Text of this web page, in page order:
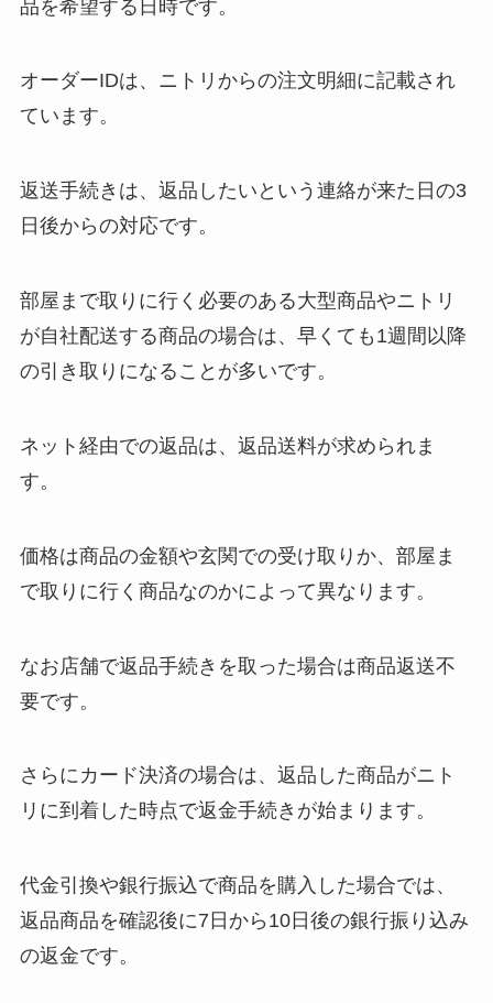
品を希望する日時です。
オーダーIDは、ニトリからの注文明細に記載され
ています。
返送手続きは、返品したいという連絡が来た日の3
日後からの対応です。
部屋まで取りに行く必要のある大型商品やニトリ
が自社配送する商品の場合は、早くても1週間以降
の引き取りになることが多いです。
ネット経由での返品は、返品送料が求められま
す。
価格は商品の金額や玄関での受け取りか、部屋ま
で取りに行く商品なのかによって異なります。
なお店舗で返品手続きを取った場合は商品返送不
要です。
さらにカード決済の場合は、返品した商品がニト
リに到着した時点で返金手続きが始まります。
代金引換や銀行振込で商品を購入した場合では、
返品商品を確認後に7日から10日後の銀行振り込み
の返金です。